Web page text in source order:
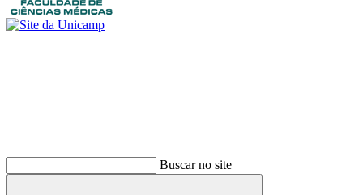
Buscar no site